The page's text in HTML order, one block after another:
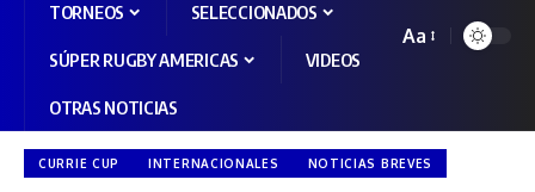
TORNEOS SELECCIONADOS
SÚPER RUGBY AMERICAS VIDEOS
OTRAS NOTICIAS
Aa
CURRIE CUP INTERNACIONALES NOTICIAS BREVES